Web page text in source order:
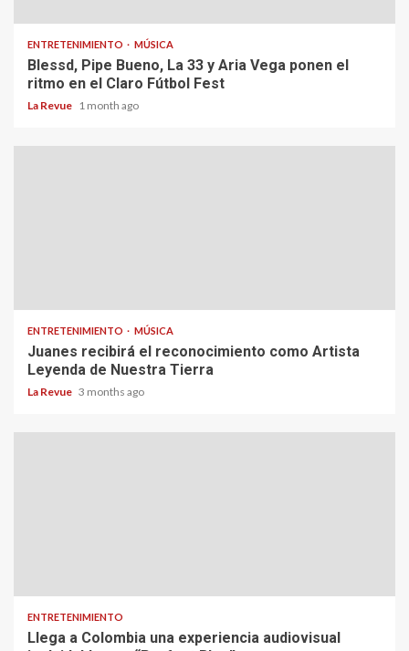
ENTRETENIMIENTO MÚSICA
Blessd, Pipe Bueno, La 33 y Aria Vega ponen el
ritmo en el Claro Fútbol Fest
La Revue 1 month ago
ENTRETENIMIENTO MÚSICA
Juanes recibirá el reconocimiento como Artista
Leyenda de Nuestra Tierra
La Revue 3 months ago
ENTRETENIMIENTO
Llega a Colombia una experiencia audiovisual